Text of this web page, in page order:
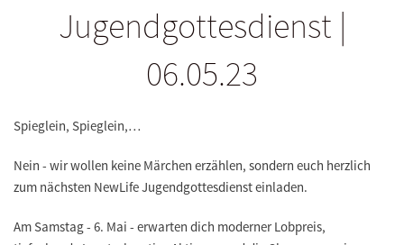
Jugendgottesdienst |
06.05.23
Spieglein, Spieglein,…
Nein - wir wollen keine Märchen erzählen, sondern euch herzlich
zum nächsten NewLife Jugendgottesdienst einladen.
Am Samstag - 6. Mai - erwarten dich moderner Lobpreis,